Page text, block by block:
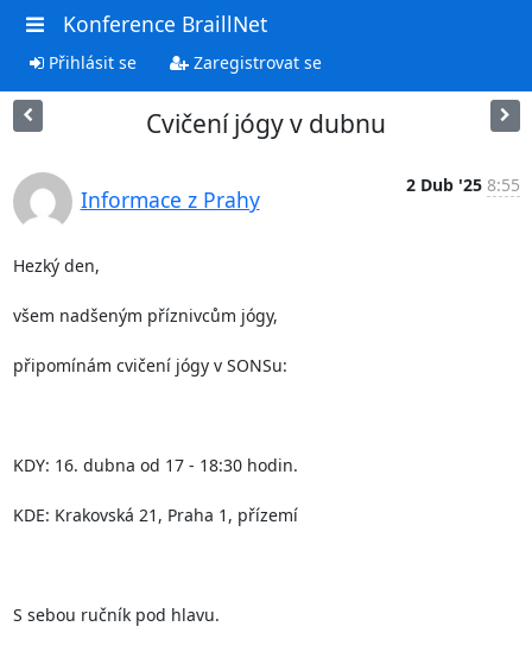
Konference BraillNet
Přihlásit se Zaregistrovat se
Cvičení jógy v dubnu
Informace z Prahy
2 Dub '25 8:55
Hezký den,
všem nadšeným příznivcům jógy,
připomínám cvičení jógy v SONSu:
KDY: 16. dubna od 17 - 18:30 hodin.
KDE: Krakovská 21, Praha 1, přízemí
S sebou ručník pod hlavu.